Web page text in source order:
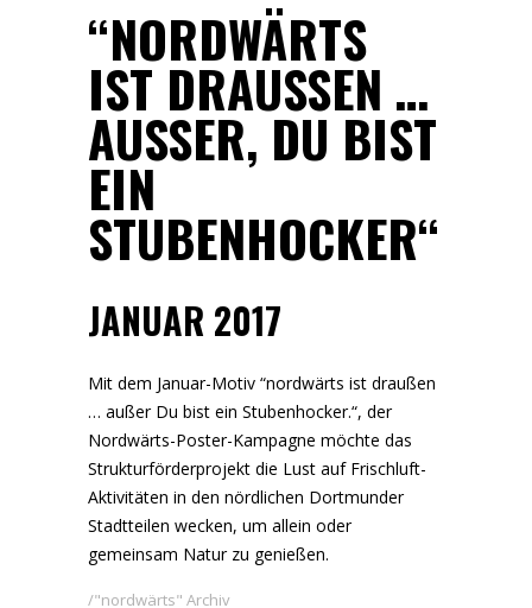
“NORDWÄRTS
IST DRAUSSEN … A
USSER, DU BIST EI
N ST
UBENHOCKER“
JANUAR 2017
Mit dem Januar-Motiv “nordwärts ist draußen
… außer Du bist ein Stubenhocker.“, der
Nordwärts-Poster-Kampagne möchte das
Strukturförderprojekt die Lust auf Frischluft-
Aktivitäten in den nördlichen Dortmunder
Stadtteilen wecken, um allein oder
gemeinsam Natur zu genießen.
"nordwärts" Archiv